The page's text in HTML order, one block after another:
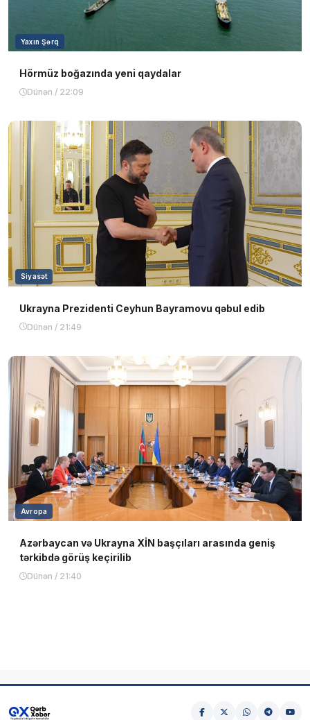
Yaxın Şərq
Hörmüz boğazında yeni qaydalar
Dünən / 22:09
Siyasət
Ukrayna Prezidenti Ceyhun Bayramovu qəbul edib
Dünən / 21:49
Avropa
Azərbaycan və Ukrayna XİN başçıları arasında geniş
tərkibdə görüş keçirilib
Dünən / 21:40